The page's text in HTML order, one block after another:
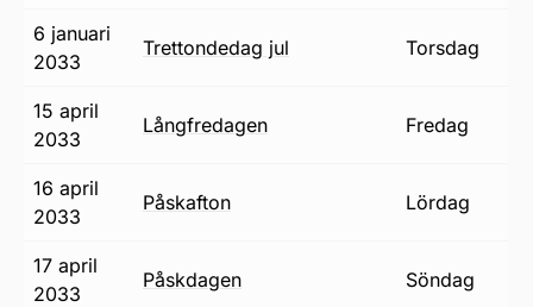
6 januari
2033
trettondedag jul torsdag
15 april
2033
långfredagen fredag
16 april
2033
påskafton lördag
17 april
2033
påskdagen söndag